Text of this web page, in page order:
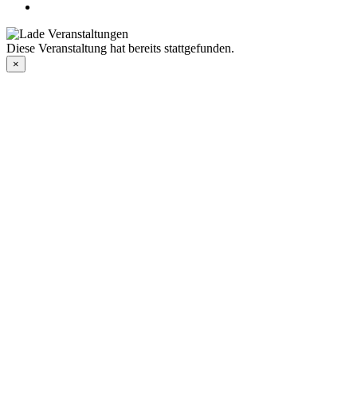
Diese Veranstaltung hat bereits stattgefunden.
×